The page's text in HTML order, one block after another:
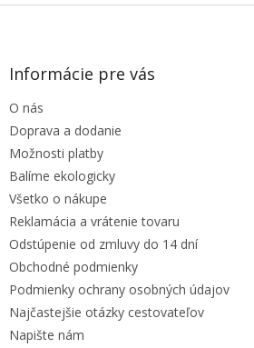
Z
Informácie pre vás
O nás
Doprava a dodanie
Možnosti platby
Balíme ekologicky
Všetko o nákupe
Reklamácia a vrátenie tovaru
Odstúpenie od zmluvy do 14 dní
Obchodné podmienky
Podmienky ochrany osobných údajov
Najčastejšie otázky cestovateľov
Napište nám